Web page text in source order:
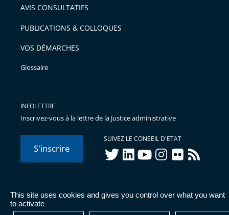
This site uses cookies and gives you control over what you want
to activate
AVIS CONSULTATIFS
PUBLICATIONS & COLLOQUES
VOS DÉMARCHES
Glossaire
INFOLETTRE
Inscrivez-vous à la lettre de la Justice administrative
S'inscrire
SUIVEZ LE CONSEIL D'ETAT
twitterlinkedInyoutubeinstagram
flickr rss
© Conseil d'État 2026 - Mentions légales
Données
personnelles-Publications administratives-Accessibilité :